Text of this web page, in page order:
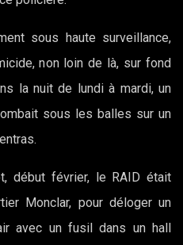
sous haute surveillance,
non loin de là, sur fond
la nuit de lundi à mardi, un
sous les balles sur un
début février, le RAID était
Monclar, pour déloger un
avec un fusil dans un hall